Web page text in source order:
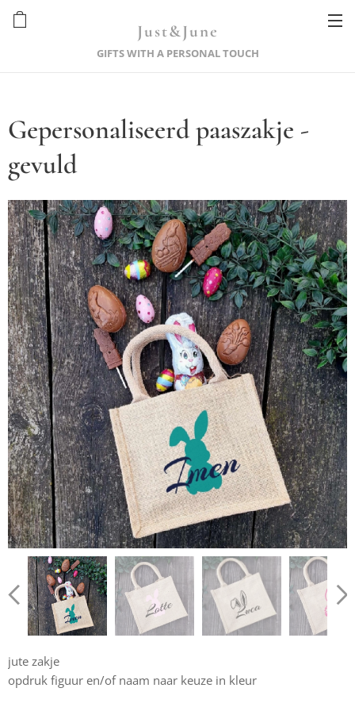
Just&June
GIFTS WITH A PERSONAL TOUCH
Gepersonaliseerd paaszakje -
gevuld
jute zakje
opdruk figuur en/of naam naar keuze in kleur